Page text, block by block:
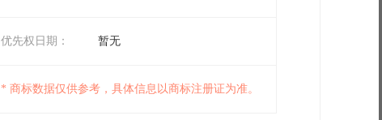
优先权日期： 暂无
* 商标数据仅供参考，具体信息以商标注册证为准。